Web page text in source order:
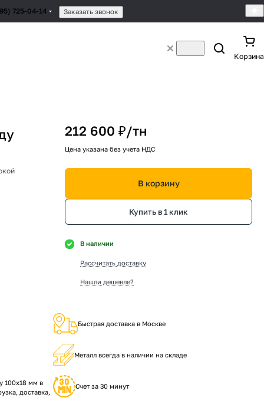
725-04-14 Заказать звонок
Корзина
100х18 мм в
доставка,
212 600 ₽/тн
Цена указана без учета НДС
В корзину
Купить в 1 клик
В наличии
Рассчитать доставку
Нашли дешевле?
Быстрая доставка в Москве
Металл всегда в наличии на складе
Счет за 30 минут